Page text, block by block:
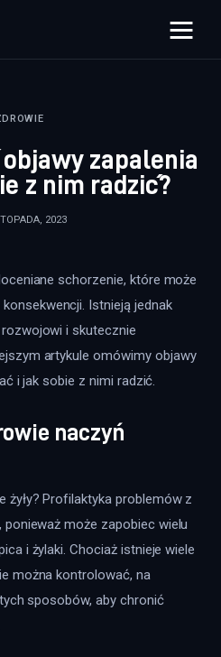
zapalenia
z nim radzić?
2023
schorzenie, które może
Istnieją jednak
i skutecznie
artykule omówimy objawy
i jak sobie z nimi radzić.
naczyń
żyły? Profilaktyka problemów z
ponieważ może zapobiec wielu
i żylaki. Chociaż istnieje wiele
można kontrolować, na
sposobów, aby chronić